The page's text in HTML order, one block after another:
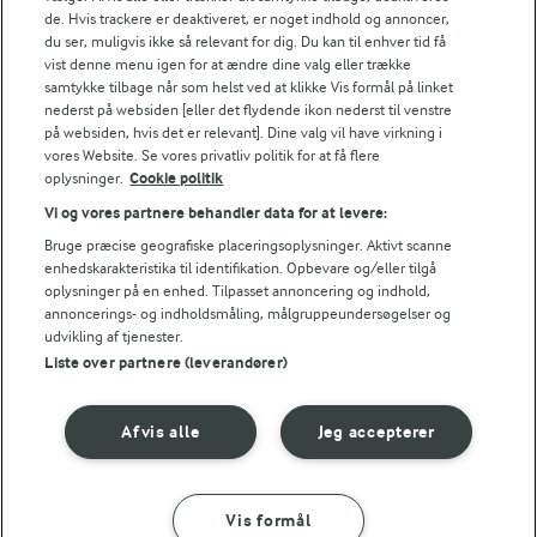
Følg
© 2026 Arla Foods
Vælg en anden cookies
Betingelser for brug
Håndtering af personlige oplysninger
de. Hvis trackere er deaktiveret, er noget indhold og annoncer,
du ser, muligvis ikke så relevant for dig. Du kan til enhver tid få
vist denne menu igen for at ændre dine valg eller trække
samtykke tilbage når som helst ved at klikke Vis formål på linket
nederst på websiden [eller det flydende ikon nederst til venstre
på websiden, hvis det er relevant]. Dine valg vil have virkning i
vores Website. Se vores privatliv politik for at få flere
oplysninger. Cookie politik
Vi og vores partnere behandler data for at levere:
Bruge præcise geografiske placeringsoplysninger. Aktivt scanne
enhedskarakteristika til identifikation. Opbevare og/eller tilgå
oplysninger på en enhed. Tilpasset annoncering og indhold,
annoncerings- og indholdsmåling, målgruppeundersøgelser og
udvikling af tjenester.
Liste over partnere (leverandører)
Jeg accepterer
Afvis alle
Vis formål